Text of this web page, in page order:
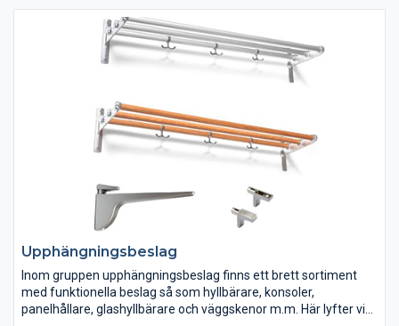
både för inom- och utomhusbruk. Från Casco har vi ett
komplett sortiment av lim, härdare, släppmedel och limtvätt.
Exempel på lim som finns hos Theofils är smältlim, kontaktlim,
polyuretanlim, trälim, konstruktionslim, karbamidlim. Hos oss
hittar du även lagningsvaxer och färgstift från König. Dessa
produkter hjälper dig att reparera repor och sprickor i träytor.
Upphängningsbeslag
Inom gruppen upphängningsbeslag finns ett brett sortiment
med funktionella beslag så som hyllbärare, konsoler,
panelhållare, glashyllbärare och väggskenor m.m. Här lyfter vi